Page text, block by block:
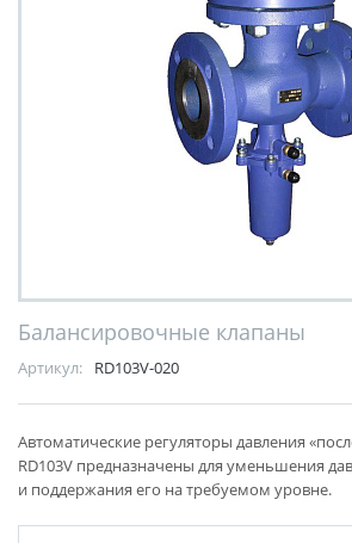
Балансировочные клапаны
Артикул: RD103V-020
Автоматические регуляторы давления
RD103V предназначены для уменьшения
и поддержания его на требуемом уровне.